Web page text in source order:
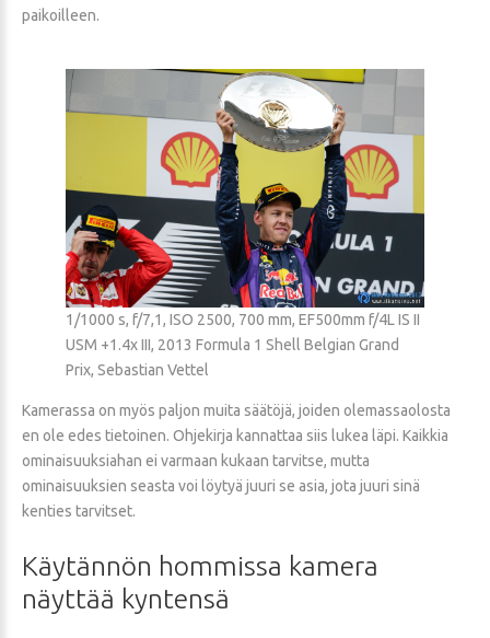
paikoilleen.
1/1000 s, f/7,1, ISO 2500, 700 mm, EF500mm f/4L IS II
USM +1.4x III, 2013 Formula 1 Shell Belgian Grand
Prix, Sebastian Vettel
Kamerassa on myös paljon muita säätöjä, joiden olemassaolosta
en ole edes tietoinen. Ohjekirja kannattaa siis lukea läpi. Kaikkia
ominaisuuksiahan ei varmaan kukaan tarvitse, mutta
ominaisuuksien seasta voi löytyä juuri se asia, jota juuri sinä
kenties tarvitset.
Käytännön hommissa kamera
näyttää kyntensä